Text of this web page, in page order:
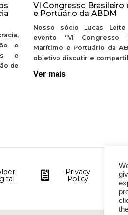
e
e
de
VI Congresso
e Portuário da ABDM
Nosso sócio Lucas
evento “VI Congresso
Marítimo e Portuário da
objetivo discutir e
Ver mais
Privacy
Policy